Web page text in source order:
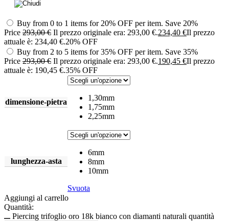
Buy from 0 to 1 items for 20% OFF per item. Save 20%
Price 293,00€ Il prezzo originale era: 293,00 €.234,40 €Il prezzo
attuale è: 234,40 €.20% OFF
Buy from 2 to 5 items for 35% OFF per item. Save 35%
Price 293,00€ Il prezzo originale era: 293,00 €.190,45 €Il prezzo
attuale è: 190,45 €.35% OFF
dimensione-pietra
1,30mm
1,75mm
2,25mm
lunghezza-asta
6mm
8mm
10mm
Svuota
Aggiungi al carrello
Quantità:
Piercing trifoglio oro 18k bianco con diamanti naturali quantità